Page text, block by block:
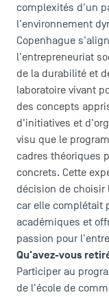
complexités d'un
l'environnement
Copenhague
l'entrepreneuriat
de la durabilité et
laboratoire vivant
des concepts
d'initiatives et
visu que le
cadres théoriques
concrets. Cette
décision de choisir
car elle complétait
académiques et
passion pour
Qu'avez-vous
Participer au
de l'école de